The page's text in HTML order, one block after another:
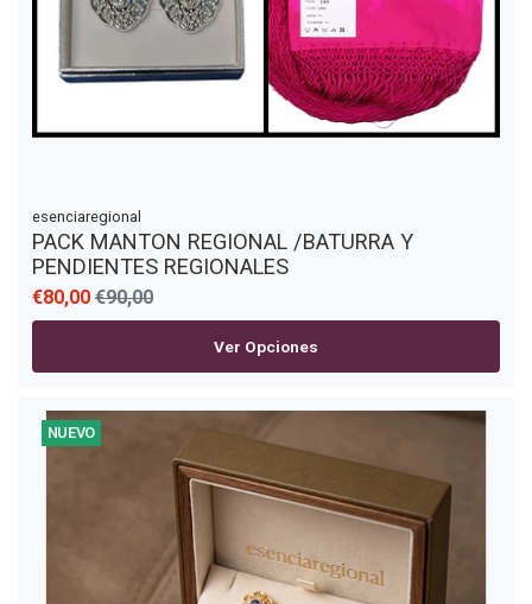
esenciaregional
PACK MANTON REGIONAL /BATURRA Y
PENDIENTES REGIONALES
€80,00 €90,00
Ver Opciones
NUEVO